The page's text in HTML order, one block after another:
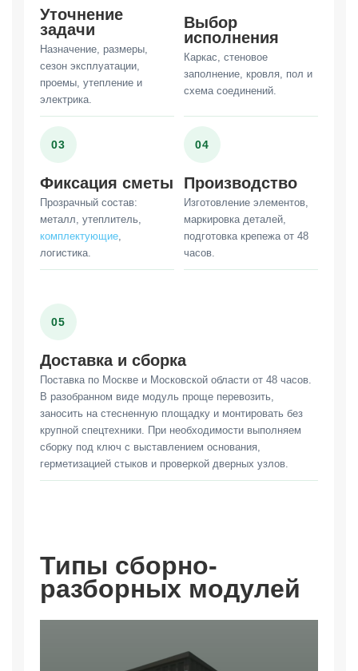
Уточнение
задачи
Назначение, размеры,
сезон эксплуатации,
проемы, утепление и
электрика.
Выбор
исполнения
Каркас, стеновое
заполнение, кровля, пол и
схема соединений.
03
Фиксация сметы
Прозрачный состав:
металл, утеплитель,
комплектующие
логистика.
04
Производство
Изготовление элементов,
маркировка деталей,
подготовка крепежа от 48
часов.
05
Доставка и сборка
Поставка по Москве и Московской области от 48 часов.
В разобранном виде модуль проще перевозить,
заносить на стесненную площадку и монтировать без
крупной спецтехники. При необходимости выполняем
сборку под ключ с выставлением основания,
герметизацией стыков и проверкой дверных узлов.
Типы сборно-
разборных модулей